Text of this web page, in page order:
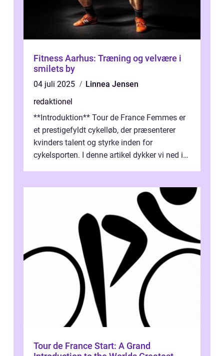
Fitness Aarhus: Træning og velvære i
smilets by
04 juli 2025
Linnea Jensen
redaktionel
**Introduktion** Tour de France Femmes er
et prestigefyldt cykelløb, der præsenterer
kvinders talent og styrke inden for
cykelsporten. I denne artikel dykker vi ned i
Tour de France Start: A Grand